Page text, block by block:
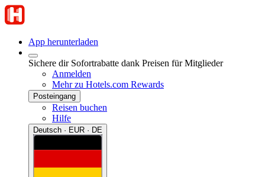
App herunterladen
Sichere dir Sofortrabatte dank Preisen für Mitglieder
Anmelden
Mehr zu Hotels.com Rewards
Posteingang
Reisen buchen
Hilfe
Deutsch · EUR · DE